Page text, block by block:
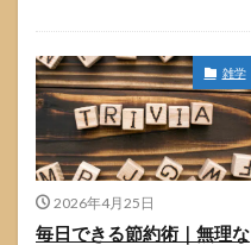
雑学
2026年4月25日
毎日できる節約術｜無理な